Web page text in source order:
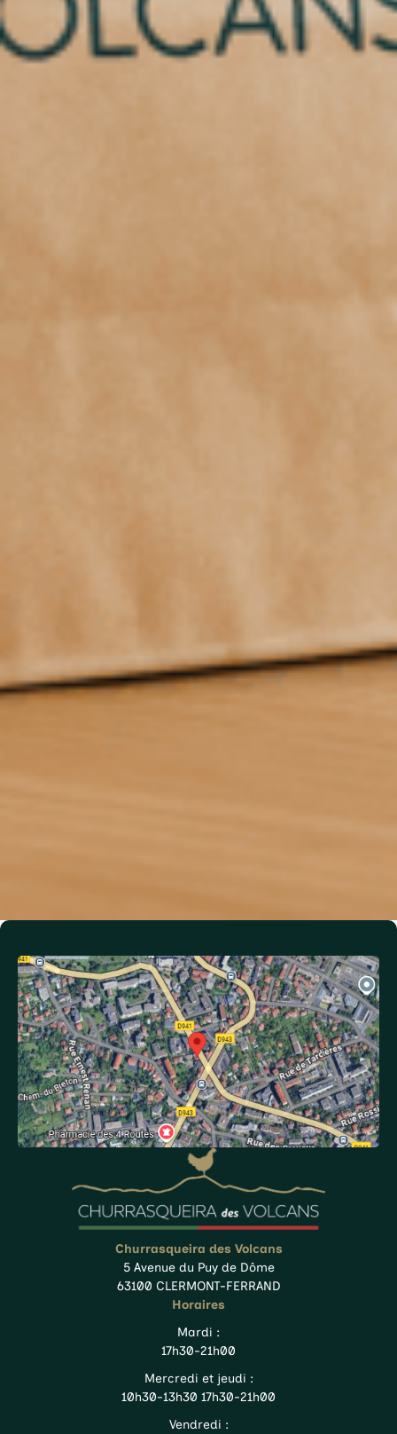
Churrasqueira des Volcans
5 Avenue du Puy de Dôme
63100 CLERMONT-FERRAND
Horaires
Mardi :
17h30-21h00
Mercredi et jeudi :
10h30-13h30 17h30-21h00
Vendredi :